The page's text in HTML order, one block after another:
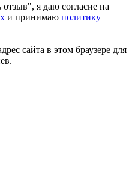
я даю согласие на
и принимаю политику
сайта в этом браузере для